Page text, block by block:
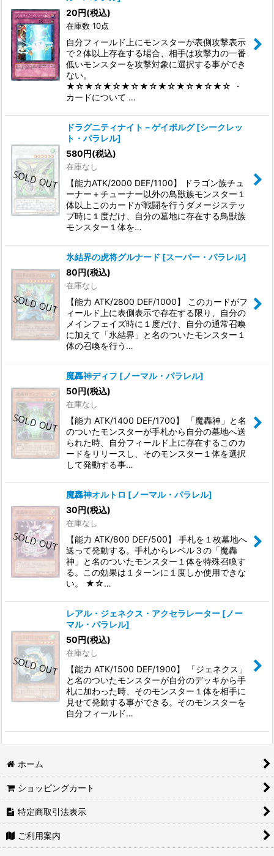
20円(税込)
在庫数 10点
自分フィールド上にモンスターが表側攻撃表示
で２体以上存在する場合、相手は攻撃力の一番
低いモンスターを攻撃対象に選択する事ができ
ない。
★☆★☆★☆★☆★☆★☆★☆★☆★☆ ・
カードについて …
ドラグニティナイト－ゲイボルグ [シークレッ
ト・パラレル]
580円(税込)
在庫なし
【能力ATK/2000 DEF/1100】 ドラゴン族チュ
ーナー＋チューナー以外の鳥獣族モンスター１
体以上このカードが戦闘を行うダメージステッ
プ時に１度だけ、自分の墓地に存在する鳥獣族
モンスター１体を…
氷結界の虎将グルナード [スーパー・パラレル]
80円(税込)
在庫なし
【能力 ATK/2800 DEF/1000】 このカードがフ
ィールド上に表側表示で存在する限り、自分の
メインフェイズ時に１度だけ、自分の通常召喚
に加えて「氷結界」と名のついたモンスター１
体の召喚を行う…
魔轟神ディフ [ノーマル・パラレル]
50円(税込)
在庫なし
【能力 ATK/1400 DEF/1700】 「魔轟神」と名
のついたモンスターが手札から自分の墓地へ送
られた時、自分フィールド上に存在するこのカ
ードをリリースし、そのモンスター１体を選択
して発動する事…
魔轟神オルトロ [ノーマル・パラレル]
30円(税込)
在庫なし
【能力 ATK/800 DEF/500】 手札を１枚墓地へ
送って発動する。手札からレベル３の「魔轟
神」と名のついたモンスター１体を特殊召喚す
る。この効果は１ターンに１度しか使用できな
い。 ★☆…
レアル・ジェネクス・アクセラレーター [ノー
マル・パラレル]
50円(税込)
在庫なし
【能力 ATK/1500 DEF/1900】 「ジェネクス」
と名のついたモンスターが自分のデッキから手
札に加わった時、そのモンスター１体を相手に
見せて発動する事ができる。そのモンスターを
自分フィールド…
ホーム
ショッピングカート
特定商取引法表示
ご利用案内